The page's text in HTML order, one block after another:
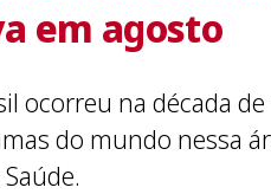
em agosto
ocorreu na década
do mundo nessa